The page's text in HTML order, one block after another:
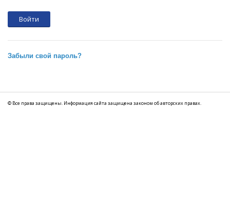
Забыли свой пароль?
© Все права защищены. Информация сайта защищена законом об авторских правах.